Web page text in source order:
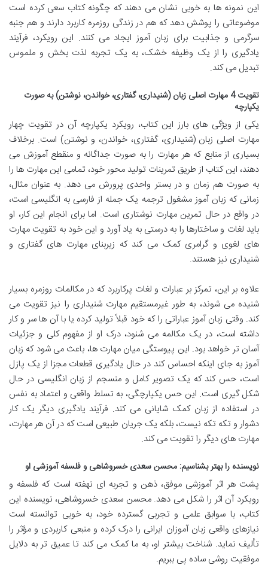
این نمونه ها به خوبی نشان می دهند که چگونه کتاب سعی کرده است
موضوعاتی را پوشش دهد که هم در زندگی روزمره کاربرد دارند و هم جنبه
سرگرمی و جذابیت برای زبان آموز ایجاد می کنند. این رویکرد، فرآیند
یادگیری را از یک وظیفه خشک، به یک تجربه لذت بخش و ملموس
تبدیل می کند.
تقویت 4 مهارت اصلی زبان (شنیداری، گفتاری، خواندن، نوشتن) به صورت
یکپارچه
یکی از ویژگی های بارز این کتاب، رویکرد یکپارچه آن در تقویت چهار
مهارت اصلی زبان (شنیداری، گفتاری، خواندن، و نوشتن) است. برخلاف
بسیاری از منابع که هر مهارت را به صورت جداگانه و منقطع آموزش می
دهند، این کتاب از طریق تمرینات تولید محور خود، تمامی این مهارت ها را
به صورت هم زمان و در بستر واحدی پرورش می دهد. به عنوان مثال،
زمانی که زبان آموز مشغول ترجمه یک جمله از فارسی به انگلیسی است،
در واقع در حال تمرین مهارت نوشتاری است. اما برای انجام این کار، او
باید لغات و ساختارها را به درستی به یاد آورد و این خود به تقویت مهارت
های لغوی و گرامری کمک می کند که زیربنای مهارت های گفتاری و
شنیداری نیز هستند.
علاوه بر این، تمرکز بر عبارات و لغات پرکاربرد که در مکالمات روزمره بسیار
شنیده می شوند، به طور غیرمستقیم مهارت شنیداری را نیز تقویت می
کند. وقتی زبان آموز عباراتی را که خود قبلاً تولید کرده یا با آن ها سر و کار
داشته است، در یک مکالمه می شنود، درک او از مفهوم کلی و جزئیات
آسان تر خواهد بود. این پیوستگی میان مهارت ها، باعث می شود که زبان
آموز به جای اینکه احساس کند در حال یادگیری قطعات مجزا از یک پازل
است، حس کند که یک تصویر کامل و منسجم از زبان انگلیسی در حال
شکل گیری است. این حس یکپارچگی، به تسلط واقعی و اعتماد به نفس
در استفاده از زبان کمک شایانی می کند. فرآیند یادگیری دیگر یک کار
دشوار و تکه تکه نیست، بلکه یک جریان طبیعی است که در آن هر مهارت،
مهارت های دیگر را تقویت می کند.
نویسنده را بهتر بشناسیم: محسن سعدی خسروشاهی و فلسفه آموزشی او
پشت هر اثر آموزشی موفق، ذهن و تجربه ای نهفته است که فلسفه و
رویکرد آن اثر را شکل می دهد. محسن سعدی خسروشاهی، نویسنده این
کتاب، با سوابق علمی و تجربی گسترده خود، به خوبی توانسته است
نیازهای واقعی زبان آموزان ایرانی را درک کرده و منبعی کاربردی و مؤثر را
تألیف نماید. شناخت بیشتر او، به ما کمک می کند تا عمیق تر به دلایل
موفقیت روشی ساده پی ببریم.